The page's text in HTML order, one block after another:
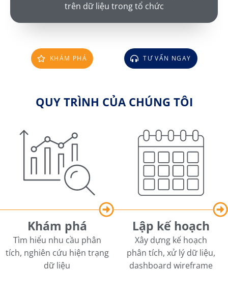
trên dữ liệu trong tổ chức
KHÁM PHÁ TƯ VẤN NGAY
QUY TRÌNH CỦA CHÚNG TÔI
Khám phá
Tìm hiểu nhu cầu phân
tích, nghiên cứu hiện trạng
dữ liệu
Lập kế hoạch
Xây dựng kế hoạch
phân tích, xử lý dữ liệu,
dashboard wireframe